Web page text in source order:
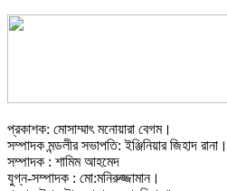
প্রকাশক: মোসাম্মাৎ মনোয়ারা বেগম।
সম্পাদক মন্ডলীর সভাপতি: ইঞ্জিনিয়ার জিহাদ রানা।
সম্পাদক : শামিম আহমেদ
যুগ্ন-সম্পাদক : মো:মনিরুজ্জামান।